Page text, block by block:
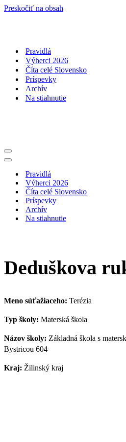
Preskočiť na obsah
Pravidlá
Výherci 2026
Číta celé Slovensko
Príspevky
Archív
Na stiahnutie
Menu
navigácie
Menu
navigáciePravidlá
Výherci 2026
Číta celé Slovensko
Príspevky
Archív
Na stiahnutie
Deduškova
Meno súťažiaceho: Terézia
Typ školy: Materská škola
Názov školy: Základná škola s
Bystricou 604
Kraj: Žilinský kraj